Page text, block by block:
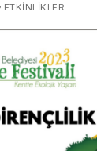
ETKINLIKLER